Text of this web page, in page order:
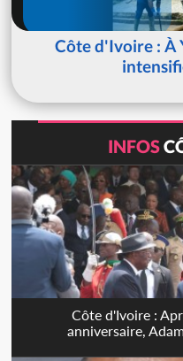
Côte d'Ivoire : À
INFOS
Côte d'Ivoire :
anniversaire,